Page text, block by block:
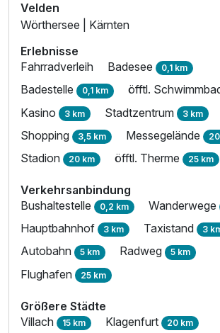
Velden
Wörthersee | Kärnten
Erlebnisse
Fahrradverleih
Badesee 0,1 km
Badestelle 0,1 km öfftl.
Kasino 3 km Stadtzentrum 3 km
Shopping 3,5 km Messegelände
Stadion 20 km öfftl. Therme 25 km
Verkehrsanbindung
Bushaltestelle 0,2 km Wanderwege
Hauptbahnhof 3 km Taxistand 3
Autobahn 5 km Radweg 5 km
Flughafen 25 km
Größere Städte
Villach 15 km Klagenfurt 20 km